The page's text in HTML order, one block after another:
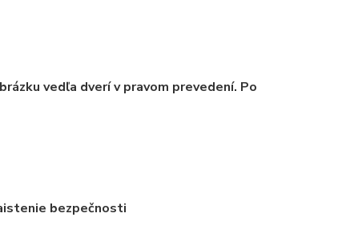
vedľa dverí v pravom prevedení. Po
bezpečnosti